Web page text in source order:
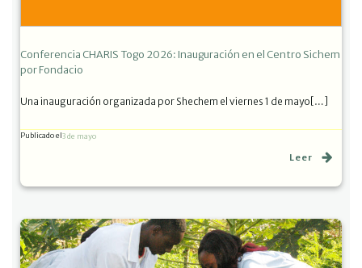
Conferencia CHARIS Togo 2026: Inauguración en el Centro Sichem
por Fondacio
Una inauguración organizada por Shechem el viernes 1 de mayo[…]
Publicado el3 de mayo
Leer